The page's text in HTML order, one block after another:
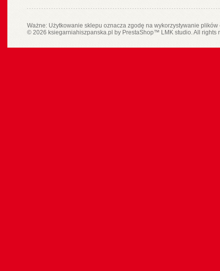
Ważne: Użytkowanie sklepu oznacza zgodę na wykorzystywanie
© 2026 ksiegarniahiszpanska.pl by PrestaShop™ LMK studio. All rights